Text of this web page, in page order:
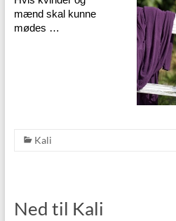
mænd skal kunne
mødes …
Kali
Ned til Kali